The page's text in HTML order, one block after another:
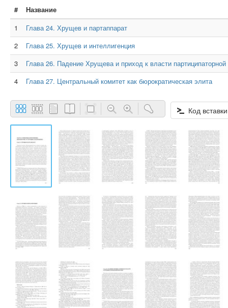
#
Название
1
Глава 24. Хрущев и партаппарат
2
Глава 25. Хрущев и интеллигенция
3
Глава 26. Падение Хрущева и приход к власти
4
Глава 27. Центральный комитет как бюрократическая элита
Код вставки